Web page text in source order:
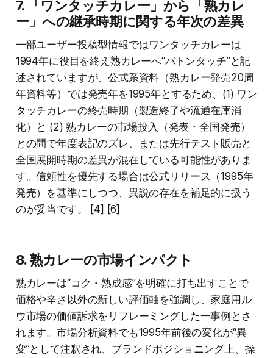
7. 「ワンタッチカレー」から「熟カレ
ー」への継承時期に関する年次の差異
一部ユーザー投稿型情報ではワンタッチカレーは
1994年に役目を終え熟カレーへ“バトンタッチ”と記
述されていますが、公式系資料（熟カレー発売20周
年資料等）では発売年を1995年とするため、(1) ワン
タッチカレーの終売時期（製造終了や流通在庫消
化）と (2) 熟カレーの市場投入（発表・全国発売）
との間で年度表記のズレ、または先行テスト販売と
全国展開時期の差異が混在している可能性がありま
す。信頼性を優先する場合は公式リリース（1995年
発売）を基準にしつつ、異説の存在を補足的に扱う
のが妥当です。 [4] [6]
8. 熟カレーの市場インパクト
熟カレーは“コク・熟成感”を明確に打ち出すことで
価格や辛さ以外の新しい評価軸を強調し、家庭用ル
ウ市場の価値訴求をリフレーミングした一事例とさ
れます。市場分析資料でも1995年前後の変化が“異
変”として注釈され、ブランドポジショニング上、操